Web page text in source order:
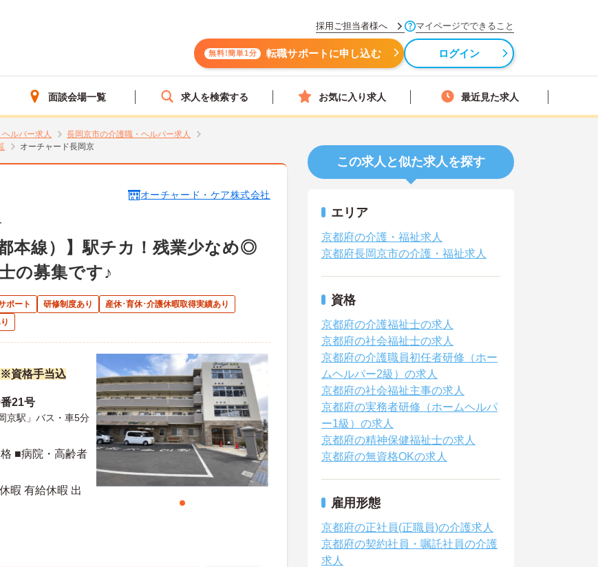
採用ご担当者様へ マイページでできること
無料!簡単1分 転職サポートに申し込む ログイン
面談会場一覧 求人を検索する お気に入り求人 最近見た求人
ルパー求人
長岡京市の介護職・ヘルパー求人
オーチャード長岡京
オーチャード・ケア株式会社
本線）】駅チカ！残業少なめ◎
の募集です♪
ポート 研修制度あり
産休･育休･介護休暇取得実績あり
※資格手当込
21号
京駅」バス・車5分
■病院・高齢者
暇 有給休暇 出
この求人と似た求人を探す
エリア
京都府の介護・福祉求人
京都府長岡京市の介護・福祉求人
資格
京都府の介護福祉士の求人
京都府の社会福祉士の求人
京都府の介護職員初任者研修（ホー
ムヘルパー2級）の求人
京都府の社会福祉主事の求人
京都府の実務者研修（ホームヘルパ
ー1級）の求人
京都府の精神保健福祉士の求人
京都府の無資格OKの求人
雇用形態
京都府の正社員(正職員)の介護求人
京都府の契約社員・嘱託社員の介護
求人